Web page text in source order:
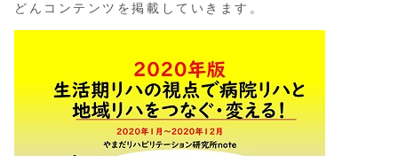
どんコンテンツを掲載していきます。